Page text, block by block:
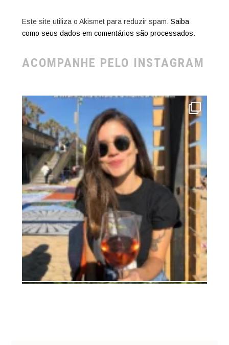
Este site utiliza o Akismet para reduzir spam. Saiba
como seus dados em comentários são processados.
ACOMPANHE PELO INSTAGRAM